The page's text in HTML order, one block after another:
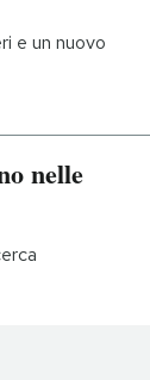
e un nuovo
nelle